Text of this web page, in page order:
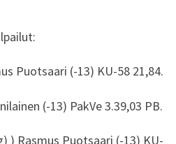
Puotsaari (-13) KU-58 21,84.
(-13) PakVe 3.39,03 PB.
) Rasmus Puotsaari (-13) KU-